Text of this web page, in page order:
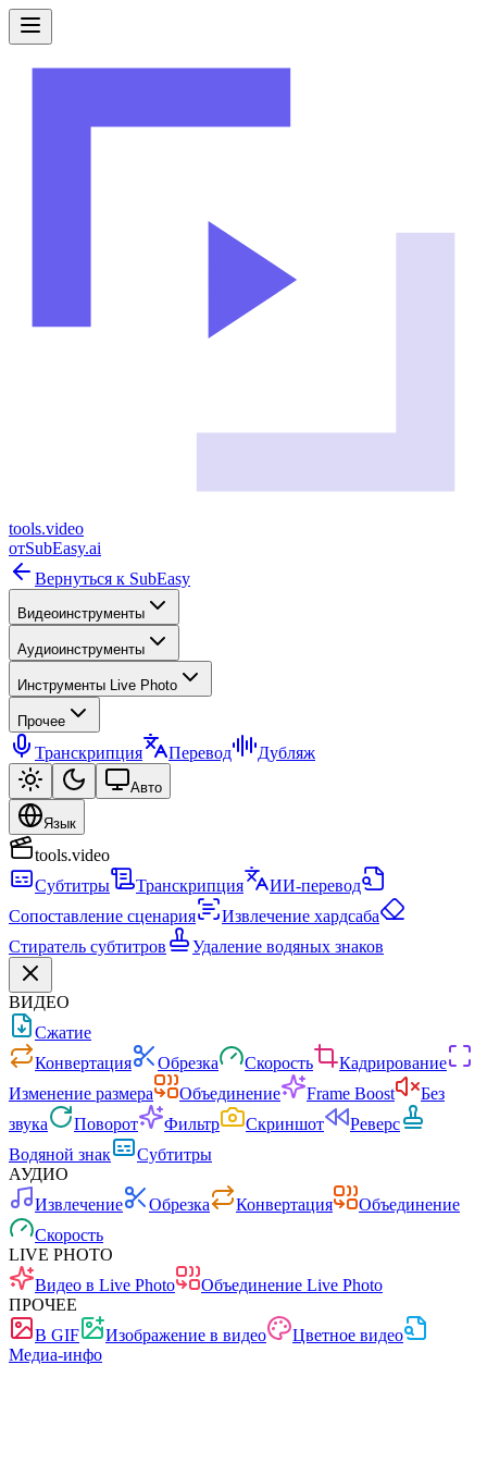
tools.video
отSubEasy.ai
Вернуться к SubEasy
Видеоинструменты
Аудиоинструменты
Инструменты Live Photo
Прочее
Транскрипция Перевод Дубляж
Авто
Язык
tools.video
Субтитры
Транскрипция
ИИ-перевод
Сопоставление сценария
Извлечение хардсаба
Стиратель субтитров
Удаление водяных знаков
ВИДЕО
Сжатие
Конвертация
Обрезка Скорость
Кадрирование
Изменение размера
Объединение Frame Boost
Без
звука
Поворот Фильтр Скриншот
Реверс
Водяной знак
Субтитры
АУДИО
Извлечение
Обрезка Конвертация
Объединение
Скорость
LIVE PHOTO
Видео в Live Photo
Объединение Live Photo
ПРОЧЕЕ
В GIF
Изображение в видео
Цветное видео
Медиа-инфо